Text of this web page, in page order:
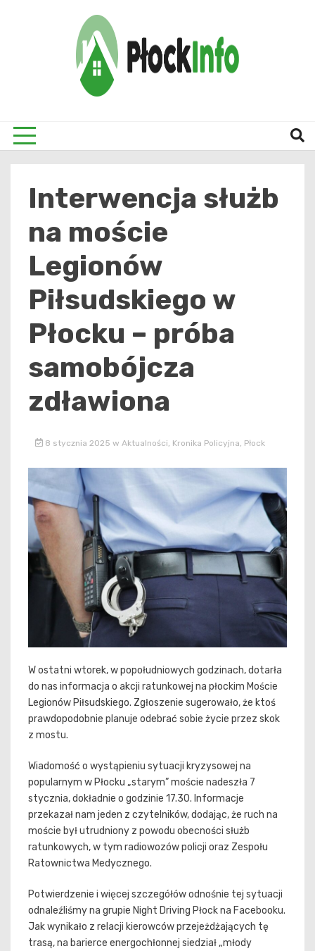
Interwencja służb
na moście
Legionów
Piłsudskiego w
Płocku – próba
samobójcza
zdławiona
8 stycznia 2025 w Aktualności Kronika Policyjna Płock
W ostatni wtorek, w popołudniowych godzinach, dotarła
do nas informacja o akcji ratunkowej na płockim Moście
Legionów Piłsudskiego. Zgłoszenie sugerowało, że ktoś
prawdopodobnie planuje odebrać sobie życie przez skok
z mostu.
Wiadomość o wystąpieniu sytuacji kryzysowej na
popularnym w Płocku „starym” moście nadeszła 7
stycznia, dokładnie o godzinie 17.30. Informacje
przekazał nam jeden z czytelników, dodając, że ruch na
moście był utrudniony z powodu obecności służb
ratunkowych, w tym radiowozów policji oraz Zespołu
Ratownictwa Medycznego.
Potwierdzenie i więcej szczegółów odnośnie tej sytuacji
odnaleźliśmy na grupie Night Driving Płock na Facebooku.
Jak wynikało z relacji kierowców przejeżdżających tę
trasą, na barierce energochłonnej siedział „młody